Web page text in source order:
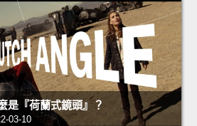
是『荷蘭式鏡頭』？
03-10